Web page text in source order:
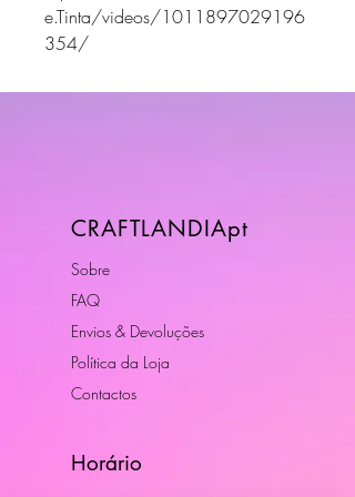
e.Tinta/videos/1011897029196
354/
CRAFTLANDIApt
Sobre
FAQ
Envios & Devoluções
Política da Loja
Contactos
Horário